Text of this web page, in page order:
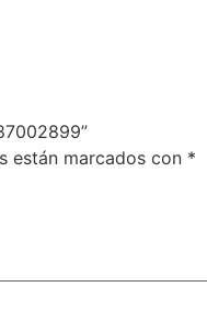
están marcados con *